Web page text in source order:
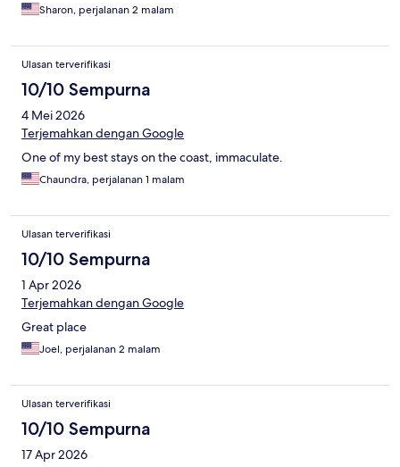
Sharon, perjalanan 2 malam
Ulasan terverifikasi
10/10 Sempurna
4 Mei 2026
Terjemahkan dengan Google
One of my best stays on the coast, immaculate.
Chaundra, perjalanan 1 malam
Ulasan terverifikasi
10/10 Sempurna
1 Apr 2026
Terjemahkan dengan Google
Great place
Joel, perjalanan 2 malam
Ulasan terverifikasi
10/10 Sempurna
17 Apr 2026